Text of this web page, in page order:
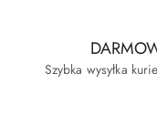
Szybka wysyłka